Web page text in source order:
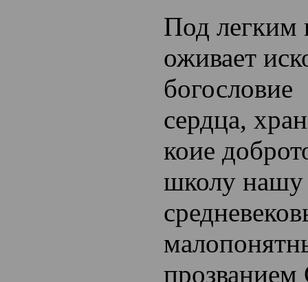
Под
оживает
богословие
сердца,
коие
школу нашу